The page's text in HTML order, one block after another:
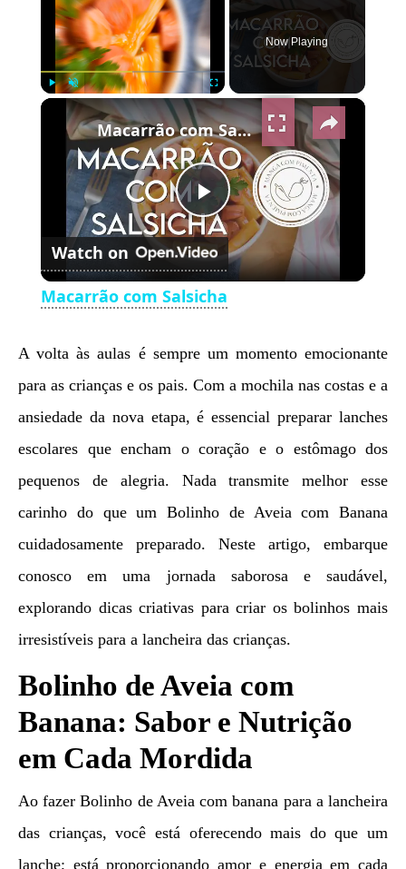
Unmute
Now Playing
×
Play
Video
Macarrão com Salsicha
Watch on
Macarrão com Salsicha
A volta às aulas é sempre um momento emocionante
para as crianças e os pais. Com a mochila nas costas e a
ansiedade da nova etapa, é essencial preparar lanches
escolares que encham o coração e o estômago dos
pequenos de alegria. Nada transmite melhor esse
carinho do que um Bolinho de Aveia com Banana
cuidadosamente preparado. Neste artigo, embarque
conosco em uma jornada saborosa e saudável,
explorando dicas criativas para criar os bolinhos mais
irresistíveis para a lancheira das crianças.
Bolinho de Aveia com
Banana: Sabor e Nutrição
em Cada Mordida
Ao fazer Bolinho de Aveia com banana para a lancheira
das crianças, você está oferecendo mais do que um
lanche; está proporcionando amor e energia em cada